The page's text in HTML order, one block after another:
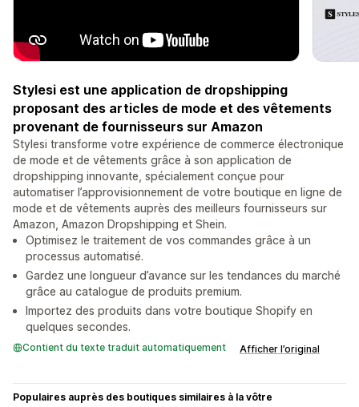
Stylesi est une application de dropshipping
proposant des articles de mode et des vêtements
provenant de fournisseurs sur Amazon
Stylesi transforme votre expérience de commerce électronique
de mode et de vêtements grâce à son application de
dropshipping innovante, spécialement conçue pour
automatiser l’approvisionnement de votre boutique en ligne de
mode et de vêtements auprès des meilleurs fournisseurs sur
Amazon, Amazon Dropshipping et Shein.
Optimisez le traitement de vos commandes grâce à un
processus automatisé.
Gardez une longueur d’avance sur les tendances du marché
grâce au catalogue de produits premium.
Importez des produits dans votre boutique Shopify en
quelques secondes.
Contient du texte traduit automatiquement Afficher l’original
Populaires auprès des boutiques similaires à la vôtre